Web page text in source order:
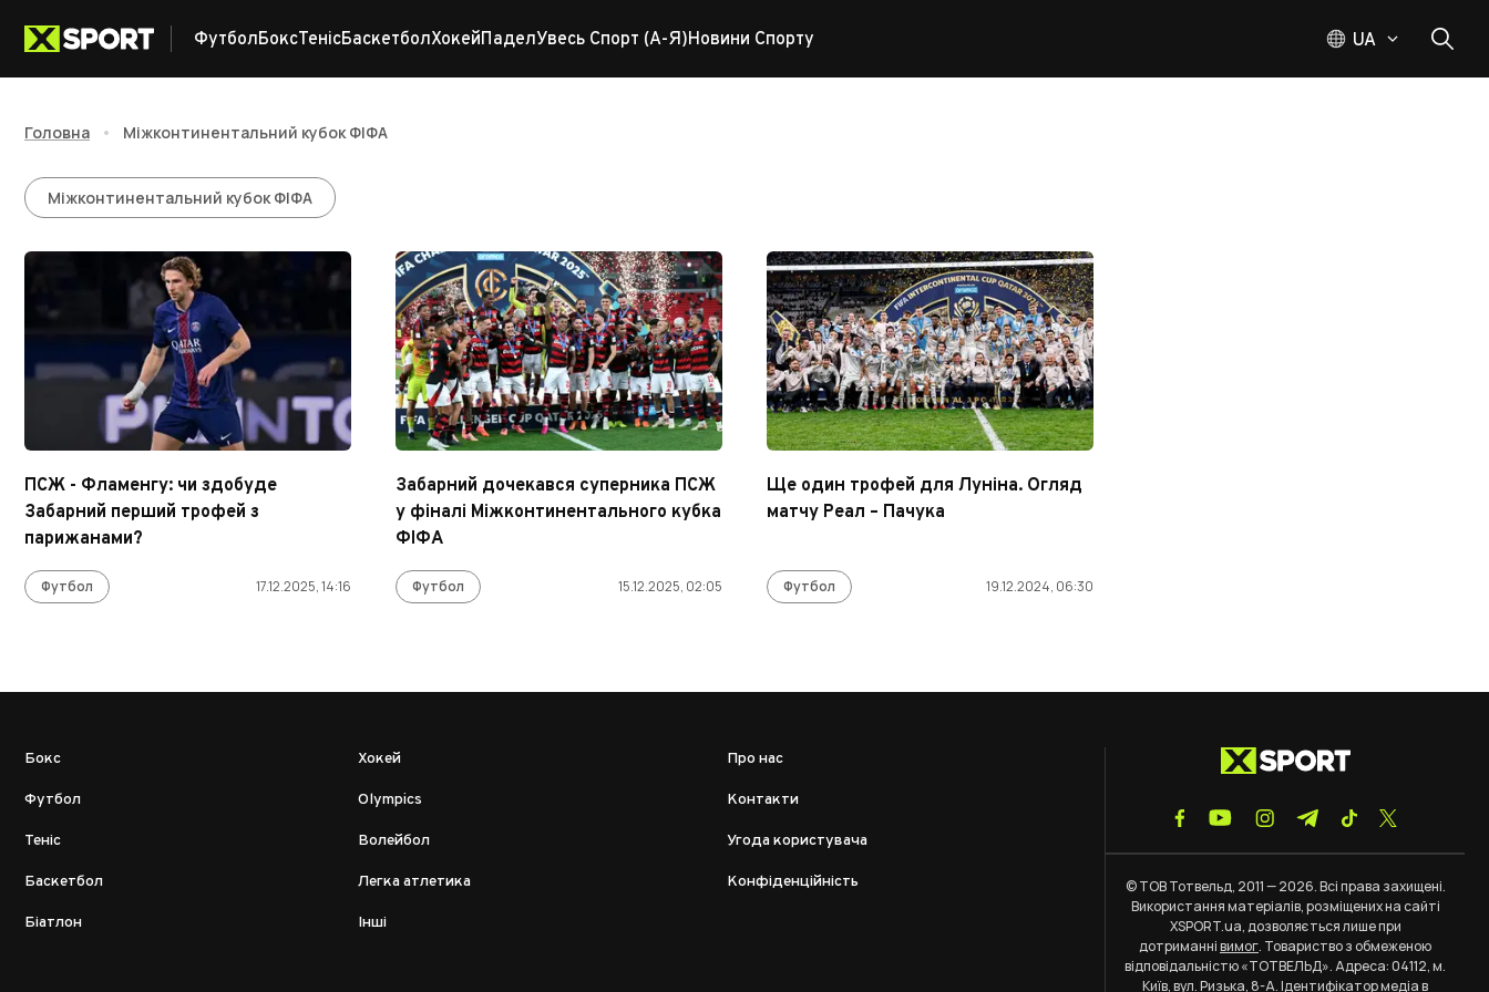
ФутболБоксТенісБаскетболХокейПаделУвесь Спорт (А-Я)Новини Спорту UA
Головна • Міжконтинентальний кубок ФІФА
Міжконтинентальний кубок ФІФА
Міжконтинентальний кубок ФІФА
ПСЖ - Фламенгу: чи здобуде
Забарний перший трофей з
парижанами?
Футбол 17.12.2025, 14:16
Забарний дочекався суперника ПСЖ
у фіналі Міжконтинентального кубка
ФІФА
Футбол 15.12.2025, 02:05
Ще один трофей для Луніна. Огляд
матчу Реал – Пачука
Футбол 19.12.2024, 06:30
Бокс
Футбол
Теніс
Баскетбол
Біатлон
Хокей
Olympics
Волейбол
Легка атлетика
Інші
Про нас
Контакти
Угода користувача
Конфіденційність
© ТОВ Тотвельд, 2011 — 2026. Всі права захищені.
Використання матеріалів, розміщених на сайті
XSPORT.ua, дозволяється лише при
дотриманнівимог. Товариство з обмеженою
відповідальністю «ТОТВЕЛЬД». Адреса: 04112, м.
Київ, вул. Ризька, 8-А. Ідентифікатор медіа в